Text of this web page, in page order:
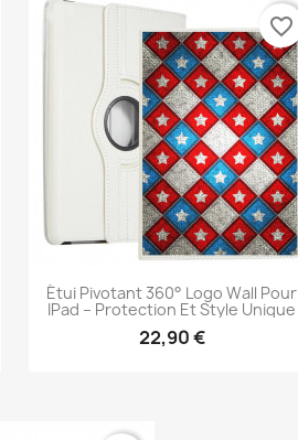
Étui Pivotant 360° Logo Wall Pour
IPad – Protection Et Style Unique
22,90 €
favorite_border